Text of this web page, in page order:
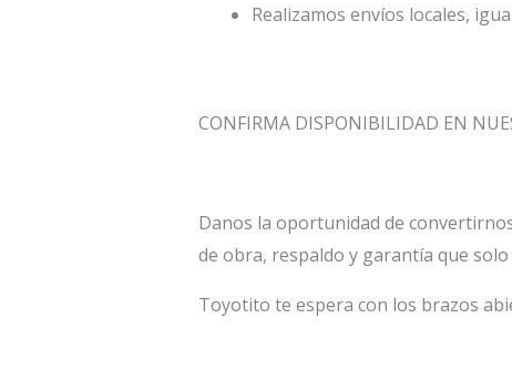
Realizamos envíos locales,
CONFIRMA DISPONIBILIDAD EN
Danos la oportunidad de
de obra, respaldo y garantía que
Toyotito te espera con los brazos